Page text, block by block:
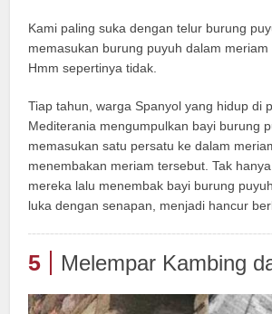
Kami paling suka dengan telur burung
memasukan burung puyuh dalam
Hmm sepertinya tidak.
Tiap tahun, warga Spanyol yang hidup di
Mediterania mengumpulkan bayi burung
memasukan satu persatu ke dalam
menembakan meriam tersebut. Tak
mereka lalu menembak bayi burung
luka dengan senapan, menjadi hancur
5 Melempar Kambing